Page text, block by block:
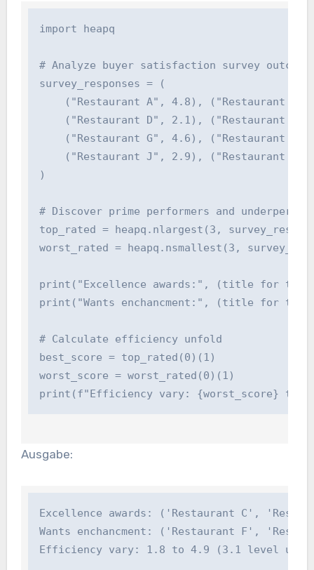
import heapq
# Analyze buyer satisfaction survey
survey_responses = (
("Restaurant A", 4.8), ("Restaurant
("Restaurant D", 2.1), ("Restaurant
("Restaurant G", 4.6), ("Restaurant
("Restaurant J", 2.9), ("Restaurant
)
# Discover prime performers and
top_rated = heapq.nlargest(3,
worst_rated = heapq.nsmallest(3,
print("Excellence awards:", (title for
print("Wants enchancment:", (title for
# Calculate efficiency unfold
best_score = top_rated(0)(1)
worst_score = worst_rated(0)(1)
print(f"Efficiency vary: {worst_score} to
Ausgabe:
Excellence awards: ('Restaurant C',
Wants enchancment: ('Restaurant F',
Efficiency vary: 1.8 to 4.9 (3.1 level